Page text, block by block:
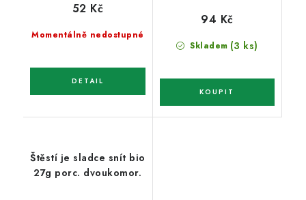
Momentálně nedostupné
52 Kč
Skladem (3 ks)
94 Kč
Štěstí je sladce snít bio
27g porc. dvoukomor.